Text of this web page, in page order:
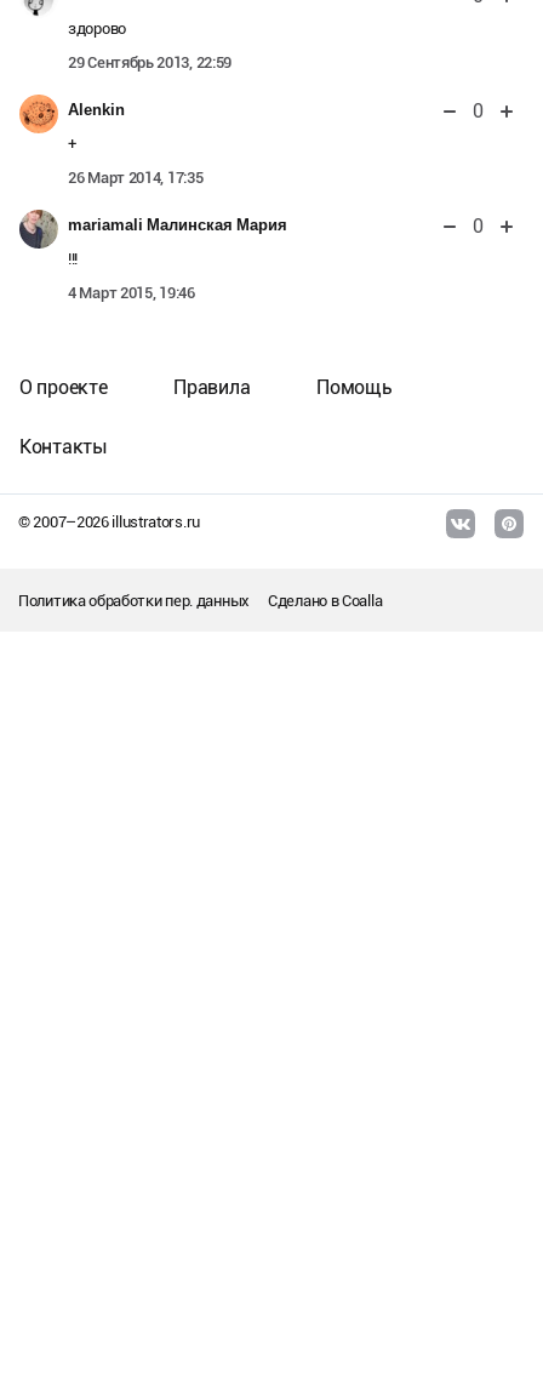
здорово
29 Сентябрь 2013, 22:59
Alenkin 0
+
26 Март 2014, 17:35
mariamali Малинская Мария 0
!!!
4 Март 2015, 19:46
© 2007–2026illustrators.ru
О проекте Правила Помощь
Контакты
Политика обработки пер. данных Сделано вCoalla